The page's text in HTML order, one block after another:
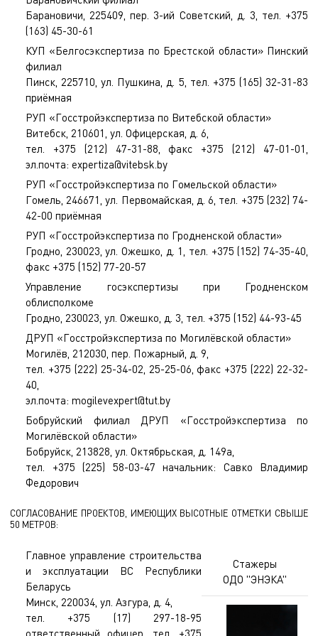
Барановичи, 225409, пер. 3-ий Советский, д. 3, тел. +375
(163) 45-30-61
КУП «Белгосэкспертиза по Брестской области» Пинский
филиал
Пинск, 225710, ул. Пушкина, д. 5, тел. +375 (165) 32-31-83
приёмная
РУП «Госстройэкспертиза по Витебской области»
Витебск, 210601, ул. Офицерская, д. 6,
тел. +375 (212) 47-31-88, факс +375 (212) 47-01-01,
эл.почта: expertiza@vitebsk.by
РУП «Госстройэкспертиза по Гомельской области»
Гомель, 246671, ул. Первомайская, д. 6, тел. +375 (232) 74-
42-00 приёмная
РУП «Госстройэкспертиза по Гродненской области»
Гродно, 230023, ул. Ожешко, д. 1, тел. +375 (152) 74-35-40,
факс +375 (152) 77-20-57
Управление госэкспертизы при Гродненском
облисполкоме
Гродно, 230023, ул. Ожешко, д. 3, тел. +375 (152) 44-93-45
ДРУП «Госстройэкспертиза по Могилёвской области»
Могилёв, 212030, пер. Пожарный, д. 9,
тел. +375 (222) 25-34-02, 25-25-06, факс +375 (222) 22-32-
40,
эл.почта: mogilevexpert@tut.by
Бобруйский филиал ДРУП «Госстройэкспертиза по
Могилёвской области»
Бобруйск, 213828, ул. Октябрьская, д. 149а,
тел. +375 (225) 58-03-47 начальник: Савко Владимир
Федорович
СОГЛАСОВАНИЕ ПРОЕКТОВ, ИМЕЮЩИХ ВЫСОТНЫЕ ОТМЕТКИ СВЫШЕ
50 МЕТРОВ:
Стажеры
ОДО "ЭНЭКА"
Главное управление строительства
и эксплуатации ВС Республики
Беларусь
Минск, 220034, ул. Азгура, д. 4,
тел. +375 (17) 297-18-95